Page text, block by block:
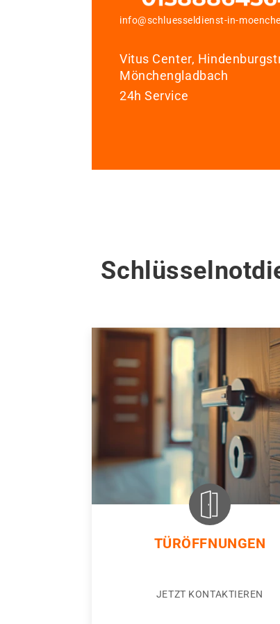
info@schluesseldienst-in-
Vitus Center,
Mönchengladbach
24h Service
TÜRÖFFNUNGEN
JETZT KONTAKTIEREN